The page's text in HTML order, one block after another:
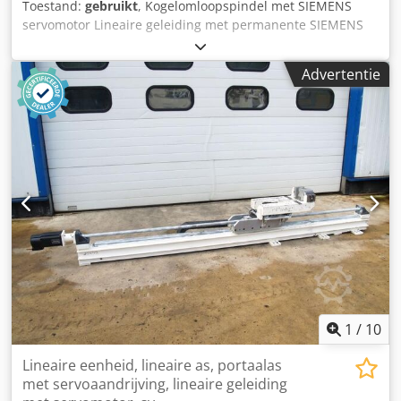
Toestand: gebruikt, Kogelomloopspindel met SIEMENS
servomotor Lineaire geleiding met permanente SIEMENS
servomotor Type: 1FK6044-7AH71-1EG0 Type: 1FK7044-
7AH71-1EG0 Ident nr.: YF RN22 5076 01 001 Bouwjaar: 2003
Asverplaatsing: 540 mm Totale lengte: 900 mm Dodsgi E
Hdspfx Afvokr Asdiameter: 40 mm Spoed: 40 mm Kogel
diameter: ca. 6 mm - Compacte eenheid met servomotor
en spilmoer - Kogelomloopspindel torsievrij geleid,
aandrijving via moer - Kogelomloopspindel Ø 40 mm (holle
as, binnendiameter ca. 22mm) - Permanente SIEMENS
servomotor type: 1FK6044-7AH71-1EG0 (Serienummer:
Ident nr. YF RN22 5076 01 001) Totale afmetingen L x B x H:
900 x 200 x 330 mm Gewicht: 30 kg Goede staat
Uitgebouwd uit een werkende speciaal machine, getest
voor demontage. 8 stuks beschikbaar De aangegeven prijs
betreft 1 stuk
Advertentie
1 / 10
Lineaire eenheid, lineaire as, portaalas
met servoaandrijving, lineaire geleiding